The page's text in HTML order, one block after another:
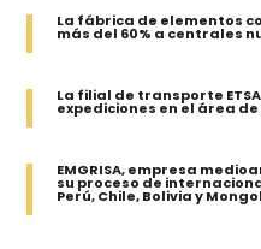
La fábrica de elementos
más del 60% a centrales
La filial de transporte
expediciones en el área
EMGRISA, empresa
su proceso de
Perú, Chile, Bolivia y